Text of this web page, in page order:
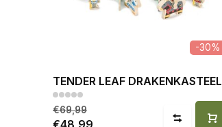
-30%
TENDER LEAF DRAKENKASTEEL
€69,99
€48,99